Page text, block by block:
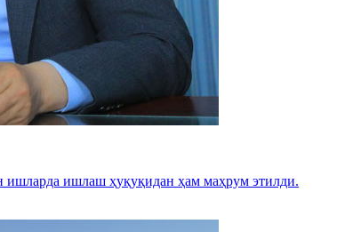
ишларда ишлаш ҳуқуқидан ҳам маҳрум этилди.